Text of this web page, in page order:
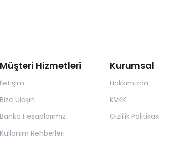
Müşteri Hizmetleri
İletişim
Bize Ulaşın
Banka Hesaplarımız
Kullanım Rehberleri
Kurumsal
Hakkımızda
KVKK
Gizlilik Politikası